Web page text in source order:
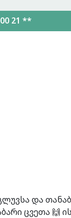
21 **
და
ცვეთა 🙌